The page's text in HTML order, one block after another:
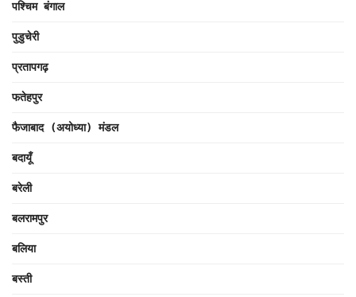
पश्चिम बंगाल
पुडुचेरी
प्रतापगढ़
फतेहपुर
फैजाबाद (अयोध्या) मंडल
बदायूँ
बरेली
बलरामपुर
बलिया
बस्ती